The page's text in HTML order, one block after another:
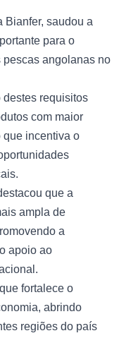
Bianfer, saudou a
para o
angolanas no
requisitos
com maior
que incentiva o
que a
ampla de
a
apoio ao
fortalece o
abrindo
regiões do país